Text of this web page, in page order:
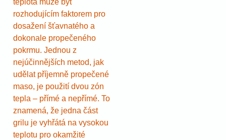
teplota může být
rozhodujícím faktorem pro
dosažení šťavnatého a
dokonale propečeného
pokrmu. Jednou z
nejúčinnějších metod, jak
udělat příjemně propečené
maso, je použití dvou zón
tepla – přímé a nepřímé. To
znamená, že jedna část
grilu je vyhřátá na vysokou
teplotu pro okamžité